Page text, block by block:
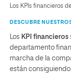
Los KPIs financieros
DESCUBRE
Los KPI financieros
departamento
marcha de la
están